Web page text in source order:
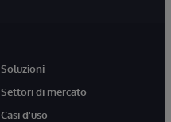
Soluzioni
Settori di mercato
Casi d'uso